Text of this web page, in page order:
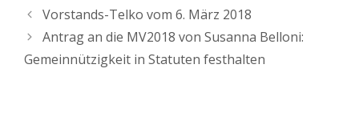
Vorstands-Telko vom 6. März 2018
Antrag an die MV2018 von Susanna Belloni:
Gemeinnützigkeit in Statuten festhalten